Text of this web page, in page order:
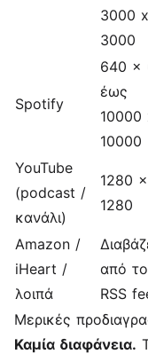
3000 x
3000
Spotify
640 x
έως
10000
10000
YouTube
(podcast /
κανάλι)
1280 x
1280
Amazon /
iHeart /
λοιπά
από το
RSS
Μερικές
Καμία διαφάνεια.